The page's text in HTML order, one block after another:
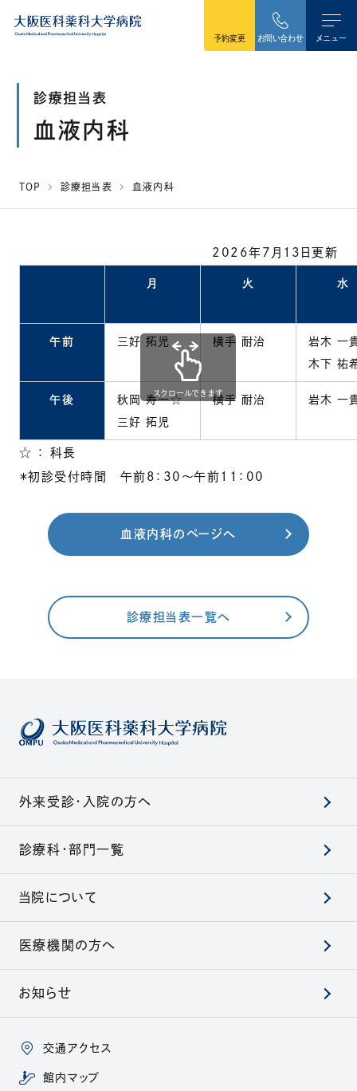
予約変更 お問い合わせ メニュー
診療担当表
血液内科
TOP 診療担当表 血液内科
2026年7月13日更新
月 火 水
午前 三好 拓児 横手 耐治
岩木 一
木下 祐
午後
秋岡 寿一☆
三好 拓児
横手 耐治 岩木 一
スクロールできます
☆ ： 科長
＊初診受付時間 午前8：30～午前11：00
血液内科のページへ
診療担当表一覧へ
外来受診・入院の方へ
診療科・部門一覧
当院について
医療機関の方へ
お知らせ
交通アクセス
館内マップ